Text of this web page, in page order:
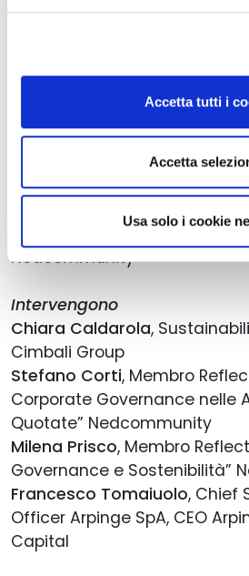
Accetta tutti i
Accetta
Usa solo i cookie
un percorso di sostenibilità
Lorenzo Solimene, Partner
Climate Change Services
Patrizia Giangualano , Vice
Nedcommunity
Intervengono
Chiara Caldarola,
Cimbali Group
Stefano Corti, Membro
Corporate Governance nelle
Quotate” Nedcommunity
Milena Prisco, Membro
Governance e Sostenibilità”
Francesco Tomaiuolo, Chief
Officer Arpinge SpA, CEO
Capital